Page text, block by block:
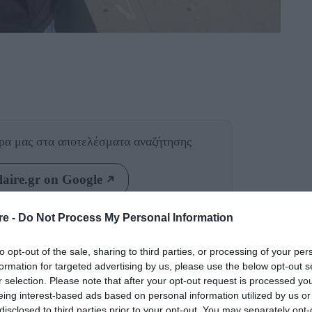
- Do Not Process My Personal Information
opt-out of the sale, sharing to third parties, or processing of your
for targeted advertising by us, please use the below opt-out
selection. Please note that after your opt-out request is processed
interest-based ads based on personal information utilized by us
μας στα αποτελέσματα αναζήτησης
on Google
που μια
δεν θεωρούμαστε δημόσια πρόσωπα και
ένα γοητευτικό προφίλ στο Instagram.
χρήσιμη η συμβουλή μιαςInstagramerπου